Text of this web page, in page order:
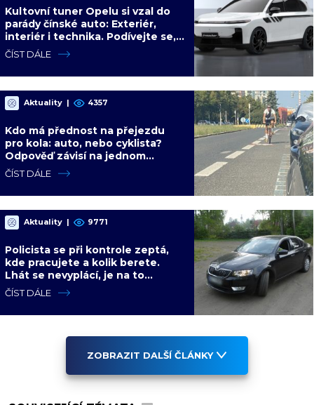
Kultovní tuner Opelu si vzal do
parády čínské auto: Exteriér,
interiér i technika. Podívejte se,
jakého výsledku dosáhl s
Leapmotorem
ČÍST DÁLE
Aktuality | 4357
Kdo má přednost na přejezdu
pro kola: auto, nebo cyklista?
Odpověď závisí na jednom
detailu, který většina řidičů
nezná
ČÍST DÁLE
Aktuality | 9771
Policista se při kontrole zeptá,
kde pracujete a kolik berete.
Lhát se nevyplácí, je na to
konkrétní paragraf
ČÍST DÁLE
ZOBRAZIT DALŠÍ ČLÁNKY